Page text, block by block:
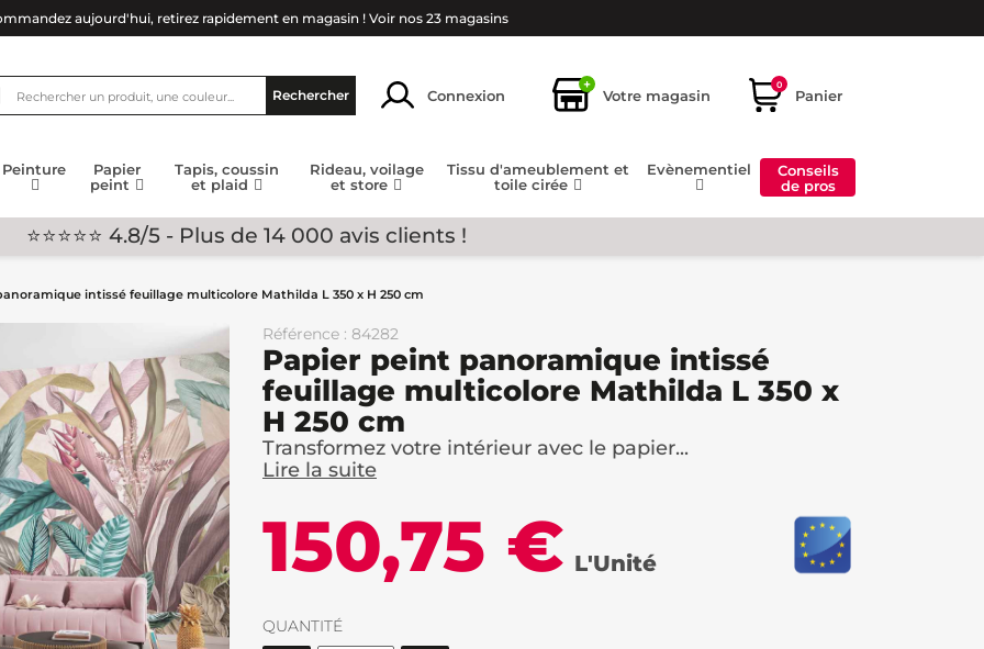
aujourd'hui, retirez rapidement en magasin ! Voir nos 23 magasins
Rechercher Connexion
+
Votre magasin
0
Panier
Peinture
Papier
peint
Tapis, coussin
et plaid
Rideau, voilage
et store
Tissu d'ameublement et
toile cirée
Evènementiel
Conseils
de pros
⭐⭐⭐⭐⭐ 4.8/5 - Plus de 14 000 avis clients !
intissé feuillage multicolore Mathilda L 350 x H 250 cm
Référence : 84282
Papier peint panoramique intissé
feuillage multicolore Mathilda L 350 x
H 250 cm
Transformez votre intérieur avec le papier...
Lire la suite
150,75 € L'Unité
QUANTITÉ